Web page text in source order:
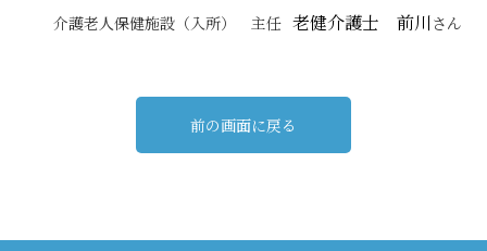
介護老人保健施設（入所） 主任 老健介護士 前川さん
前の画面に戻る